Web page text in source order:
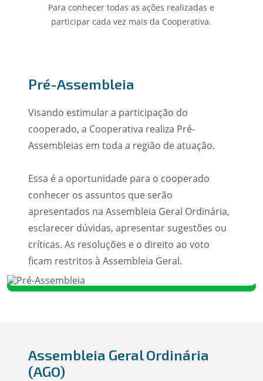
Para conhecer todas as ações realizadas e
participar cada vez mais da Cooperativa.
Pré-Assembleia
Visando estimular a participação do
cooperado, a Cooperativa realiza Pré-
Assembleias em toda a região de atuação.
Essa é a oportunidade para o cooperado
conhecer os assuntos que serão
apresentados na Assembleia Geral Ordinária,
esclarecer dúvidas, apresentar sugestões ou
críticas. As resoluções e o direito ao voto
ficam restritos à Assembleia Geral.
Assembleia Geral Ordinária
(AGO)